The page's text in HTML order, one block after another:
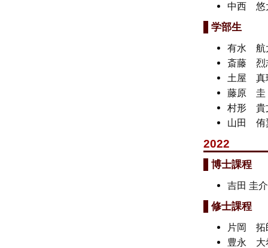
中西
学部生
有水
斎藤
土屋
藤原
村形
山田
2022
博士課程
吉田 圭
修士課程
片岡
豊永